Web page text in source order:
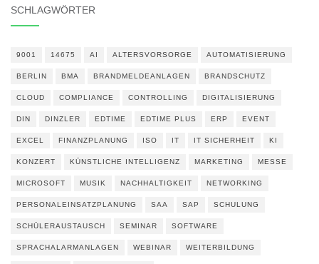
SCHLAGWÖRTER
9001 14675 AI ALTERSVORSORGE AUTOMATISIERUNG
BERLIN BMA BRANDMELDEANLAGEN BRANDSCHUTZ
CLOUD COMPLIANCE CONTROLLING DIGITALISIERUNG
DIN DINZLER EDTIME EDTIME PLUS ERP EVENT
EXCEL FINANZPLANUNG ISO IT IT SICHERHEIT KI
KONZERT KÜNSTLICHE INTELLIGENZ MARKETING MESSE
MICROSOFT MUSIK NACHHALTIGKEIT NETWORKING
PERSONALEINSATZPLANUNG SAA SAP SCHULUNG
SCHÜLERAUSTAUSCH SEMINAR SOFTWARE
SPRACHALARMANLAGEN WEBINAR WEITERBILDUNG